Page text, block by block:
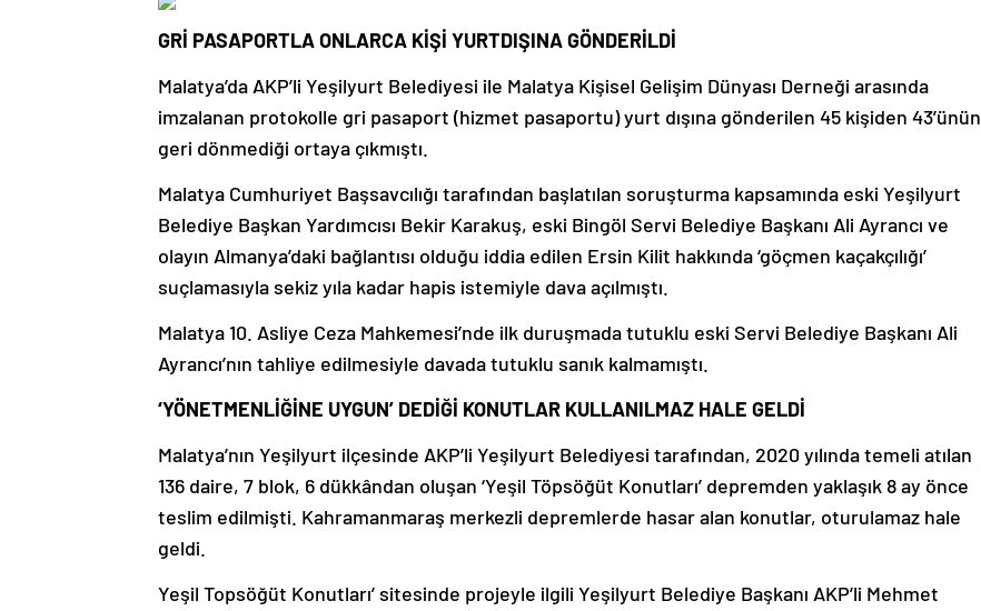
GRİ PASAPORTLA ONLARCA KİŞİ YURTDIŞINA GÖNDERİLDİ
Malatya’da AKP’li Yeşilyurt Belediyesi ile Malatya Kişisel Gelişim Dünyası Derneği arasında
imzalanan protokolle gri pasaport (hizmet pasaportu) yurt dışına gönderilen 45 kişiden 43’ünün
geri dönmediği ortaya çıkmıştı.
Malatya Cumhuriyet Başsavcılığı tarafından başlatılan soruşturma kapsamında eski Yeşilyurt
Belediye Başkan Yardımcısı Bekir Karakuş, eski Bingöl Servi Belediye Başkanı Ali Ayrancı ve
olayın Almanya’daki bağlantısı olduğu iddia edilen Ersin Kilit hakkında ‘göçmen kaçakçılığı’
suçlamasıyla sekiz yıla kadar hapis istemiyle dava açılmıştı.
Malatya 10. Asliye Ceza Mahkemesi’nde ilk duruşmada tutuklu eski Servi Belediye Başkanı Ali
Ayrancı’nın tahliye edilmesiyle davada tutuklu sanık kalmamıştı.
‘YÖNETMENLİĞİNE UYGUN’ DEDİĞİ KONUTLAR KULLANILMAZ HALE GELDİ
Malatya’nın Yeşilyurt ilçesinde AKP’li Yeşilyurt Belediyesi tarafından, 2020 yılında temeli atılan
136 daire, 7 blok, 6 dükkândan oluşan ‘Yeşil Töpsöğüt Konutları’ depremden yaklaşık 8 ay önce
teslim edilmişti. Kahramanmaraş merkezli depremlerde hasar alan konutlar, oturulamaz hale
geldi.
Yeşil Topsöğüt Konutları’ sitesinde projeyle ilgili Yeşilyurt Belediye Başkanı AKP’li Mehmet